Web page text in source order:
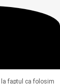
drepturile rezervate
la faptul ca folosim